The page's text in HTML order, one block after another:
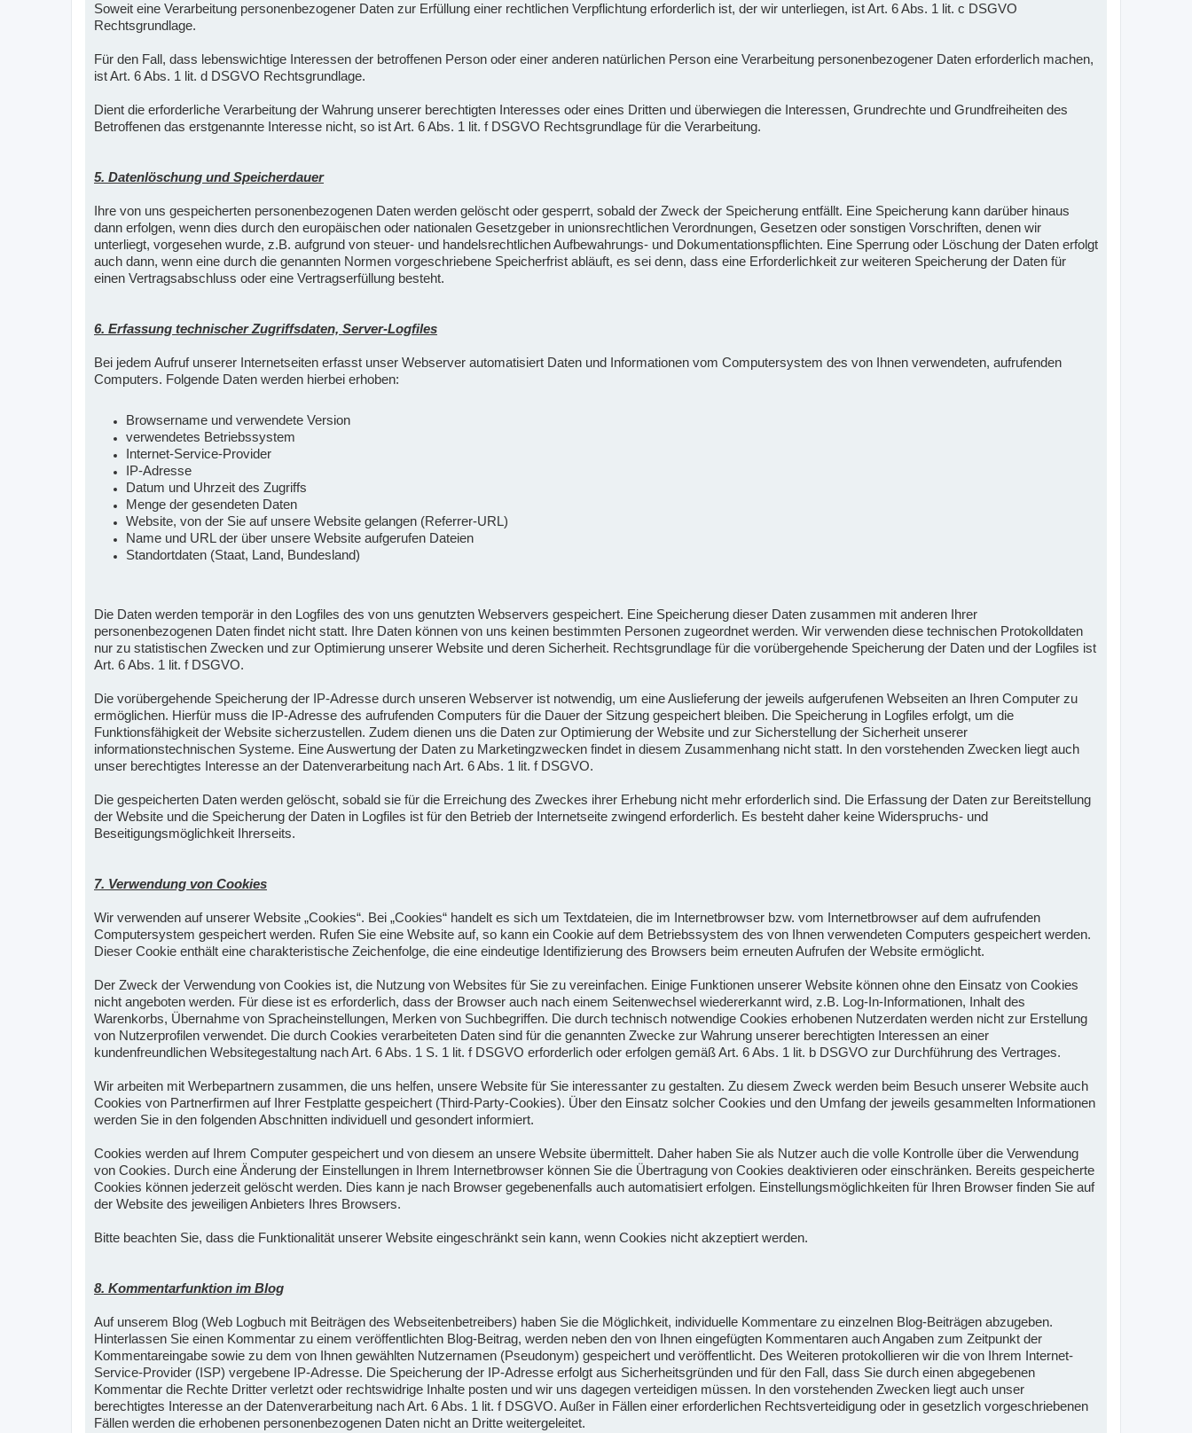
Soweit eine Verarbeitung personenbezogener Daten zur Erfüllung einer rechtlichen Verpflichtung erforderlich ist, der wir unterliegen, ist Art. 6 Abs. 1 lit. c DSGVO
Rechtsgrundlage.
Für den Fall, dass lebenswichtige Interessen der betroffenen Person oder einer anderen natürlichen Person eine Verarbeitung personenbezogener Daten erforderlich machen,
ist Art. 6 Abs. 1 lit. d DSGVO Rechtsgrundlage.
Dient die erforderliche Verarbeitung der Wahrung unserer berechtigten Interesses oder eines Dritten und überwiegen die Interessen, Grundrechte und Grundfreiheiten des
Betroffenen das erstgenannte Interesse nicht, so ist Art. 6 Abs. 1 lit. f DSGVO Rechtsgrundlage für die Verarbeitung.
5. Datenlöschung und Speicherdauer
Ihre von uns gespeicherten personenbezogenen Daten werden gelöscht oder gesperrt, sobald der Zweck der Speicherung entfällt. Eine Speicherung kann darüber hinaus
dann erfolgen, wenn dies durch den europäischen oder nationalen Gesetzgeber in unionsrechtlichen Verordnungen, Gesetzen oder sonstigen Vorschriften, denen wir
unterliegt, vorgesehen wurde, z.B. aufgrund von steuer- und handelsrechtlichen Aufbewahrungs- und Dokumentationspflichten. Eine Sperrung oder Löschung der Daten erfolgt
auch dann, wenn eine durch die genannten Normen vorgeschriebene Speicherfrist abläuft, es sei denn, dass eine Erforderlichkeit zur weiteren Speicherung der Daten für
einen Vertragsabschluss oder eine Vertragserfüllung besteht.
6. Erfassung technischer Zugriffsdaten, Server-Logfiles
Bei jedem Aufruf unserer Internetseiten erfasst unser Webserver automatisiert Daten und Informationen vom Computersystem des von Ihnen verwendeten, aufrufenden
Computers. Folgende Daten werden hierbei erhoben:
Browsername und verwendete Version
verwendetes Betriebssystem
Internet-Service-Provider
IP-Adresse
Datum und Uhrzeit des Zugriffs
Menge der gesendeten Daten
Website, von der Sie auf unsere Website gelangen (Referrer-URL)
Name und URL der über unsere Website aufgerufen Dateien
Standortdaten (Staat, Land, Bundesland)
Die Daten werden temporär in den Logfiles des von uns genutzten Webservers gespeichert. Eine Speicherung dieser Daten zusammen mit anderen Ihrer
personenbezogenen Daten findet nicht statt. Ihre Daten können von uns keinen bestimmten Personen zugeordnet werden. Wir verwenden diese technischen Protokolldaten
nur zu statistischen Zwecken und zur Optimierung unserer Website und deren Sicherheit. Rechtsgrundlage für die vorübergehende Speicherung der Daten und der Logfiles ist
Art. 6 Abs. 1 lit. f DSGVO.
Die vorübergehende Speicherung der IP-Adresse durch unseren Webserver ist notwendig, um eine Auslieferung der jeweils aufgerufenen Webseiten an Ihren Computer zu
ermöglichen. Hierfür muss die IP-Adresse des aufrufenden Computers für die Dauer der Sitzung gespeichert bleiben. Die Speicherung in Logfiles erfolgt, um die
Funktionsfähigkeit der Website sicherzustellen. Zudem dienen uns die Daten zur Optimierung der Website und zur Sicherstellung der Sicherheit unserer
informationstechnischen Systeme. Eine Auswertung der Daten zu Marketingzwecken findet in diesem Zusammenhang nicht statt. In den vorstehenden Zwecken liegt auch
unser berechtigtes Interesse an der Datenverarbeitung nach Art. 6 Abs. 1 lit. f DSGVO.
Die gespeicherten Daten werden gelöscht, sobald sie für die Erreichung des Zweckes ihrer Erhebung nicht mehr erforderlich sind. Die Erfassung der Daten zur Bereitstellung
der Website und die Speicherung der Daten in Logfiles ist für den Betrieb der Internetseite zwingend erforderlich. Es besteht daher keine Widerspruchs- und
Beseitigungsmöglichkeit Ihrerseits.
7. Verwendung von Cookies
Wir verwenden auf unserer Website „Cookies“. Bei „Cookies“ handelt es sich um Textdateien, die im Internetbrowser bzw. vom Internetbrowser auf dem aufrufenden
Computersystem gespeichert werden. Rufen Sie eine Website auf, so kann ein Cookie auf dem Betriebssystem des von Ihnen verwendeten Computers gespeichert werden.
Dieser Cookie enthält eine charakteristische Zeichenfolge, die eine eindeutige Identifizierung des Browsers beim erneuten Aufrufen der Website ermöglicht.
Der Zweck der Verwendung von Cookies ist, die Nutzung von Websites für Sie zu vereinfachen. Einige Funktionen unserer Website können ohne den Einsatz von Cookies
nicht angeboten werden. Für diese ist es erforderlich, dass der Browser auch nach einem Seitenwechsel wiedererkannt wird, z.B. Log-In-Informationen, Inhalt des
Warenkorbs, Übernahme von Spracheinstellungen, Merken von Suchbegriffen. Die durch technisch notwendige Cookies erhobenen Nutzerdaten werden nicht zur Erstellung
von Nutzerprofilen verwendet. Die durch Cookies verarbeiteten Daten sind für die genannten Zwecke zur Wahrung unserer berechtigten Interessen an einer
kundenfreundlichen Websitegestaltung nach Art. 6 Abs. 1 S. 1 lit. f DSGVO erforderlich oder erfolgen gemäß Art. 6 Abs. 1 lit. b DSGVO zur Durchführung des Vertrages.
Wir arbeiten mit Werbepartnern zusammen, die uns helfen, unsere Website für Sie interessanter zu gestalten. Zu diesem Zweck werden beim Besuch unserer Website auch
Cookies von Partnerfirmen auf Ihrer Festplatte gespeichert (Third-Party-Cookies). Über den Einsatz solcher Cookies und den Umfang der jeweils gesammelten Informationen
werden Sie in den folgenden Abschnitten individuell und gesondert informiert.
Cookies werden auf Ihrem Computer gespeichert und von diesem an unsere Website übermittelt. Daher haben Sie als Nutzer auch die volle Kontrolle über die Verwendung
von Cookies. Durch eine Änderung der Einstellungen in Ihrem Internetbrowser können Sie die Übertragung von Cookies deaktivieren oder einschränken. Bereits gespeicherte
Cookies können jederzeit gelöscht werden. Dies kann je nach Browser gegebenenfalls auch automatisiert erfolgen. Einstellungsmöglichkeiten für Ihren Browser finden Sie auf
der Website des jeweiligen Anbieters Ihres Browsers.
Bitte beachten Sie, dass die Funktionalität unserer Website eingeschränkt sein kann, wenn Cookies nicht akzeptiert werden.
8. Kommentarfunktion im Blog
Auf unserem Blog (Web Logbuch mit Beiträgen des Webseitenbetreibers) haben Sie die Möglichkeit, individuelle Kommentare zu einzelnen Blog-Beiträgen abzugeben.
Hinterlassen Sie einen Kommentar zu einem veröffentlichten Blog-Beitrag, werden neben den von Ihnen eingefügten Kommentaren auch Angaben zum Zeitpunkt der
Kommentareingabe sowie zu dem von Ihnen gewählten Nutzernamen (Pseudonym) gespeichert und veröffentlicht. Des Weiteren protokollieren wir die von Ihrem Internet-
Service-Provider (ISP) vergebene IP-Adresse. Die Speicherung der IP-Adresse erfolgt aus Sicherheitsgründen und für den Fall, dass Sie durch einen abgegebenen
Kommentar die Rechte Dritter verletzt oder rechtswidrige Inhalte posten und wir uns dagegen verteidigen müssen. In den vorstehenden Zwecken liegt auch unser
berechtigtes Interesse an der Datenverarbeitung nach Art. 6 Abs. 1 lit. f DSGVO. Außer in Fällen einer erforderlichen Rechtsverteidigung oder in gesetzlich vorgeschriebenen
Fällen werden die erhobenen personenbezogenen Daten nicht an Dritte weitergeleitet.